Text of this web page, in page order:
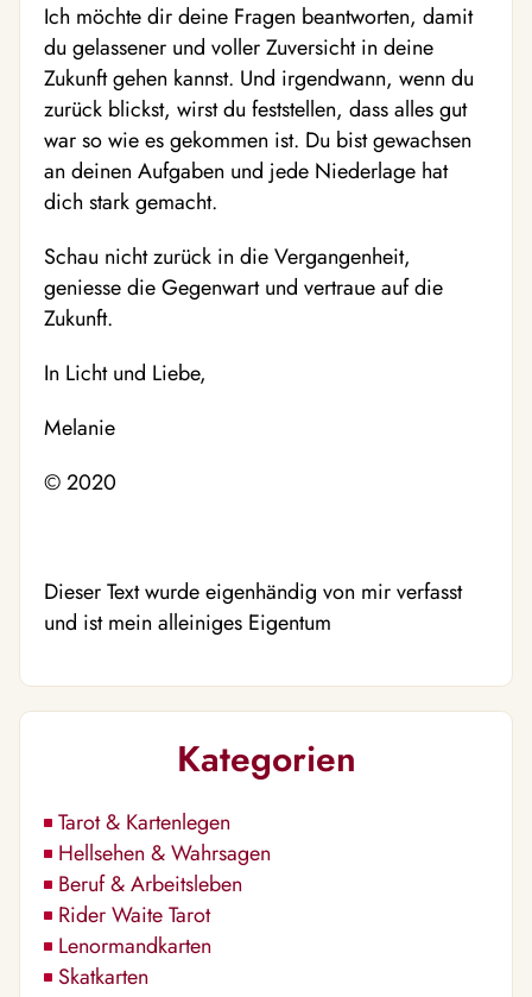
Ich möchte dir deine Fragen beantworten, damit
du gelassener und voller Zuversicht in deine
Zukunft gehen kannst. Und irgendwann, wenn du
zurück blickst, wirst du feststellen, dass alles gut
war so wie es gekommen ist. Du bist gewachsen
an deinen Aufgaben und jede Niederlage hat
dich stark gemacht.
Schau nicht zurück in die Vergangenheit,
geniesse die Gegenwart und vertraue auf die
Zukunft.
In Licht und Liebe,
Melanie
© 2020
Dieser Text wurde eigenhändig von mir verfasst
und ist mein alleiniges Eigentum
Kategorien
Tarot & Kartenlegen
Hellsehen & Wahrsagen
Beruf & Arbeitsleben
Rider Waite Tarot
Lenormandkarten
Skatkarten